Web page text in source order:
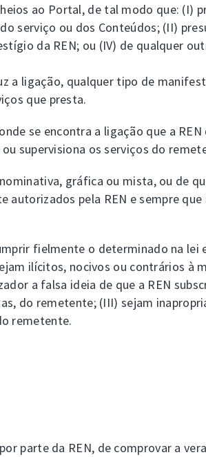
ao Portal, de tal modo que: (I)
serviço ou dos Conteúdos; (II)
da REN; ou (IV) de qualquer
a ligação, qualquer tipo de
que presta.
se encontra a ligação que a
supervisiona os serviços do
gráfica ou mista, ou de
autorizados pela REN e sempre
fielmente o determinado na
ilícitos, nocivos ou contrários à
a falsa ideia de que a REN
do remetente; (III) sejam
remetente.
parte da REN, de comprovar a